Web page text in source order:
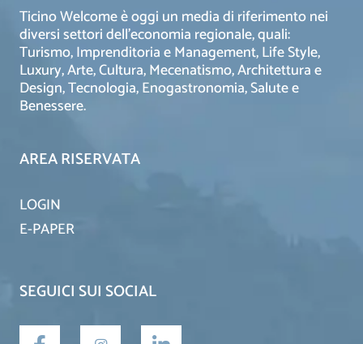
Ticino Welcome è oggi un media di riferimento nei
diversi settori dell’economia regionale, quali:
Turismo, Imprenditoria e Management, Life Style,
Luxury, Arte, Cultura, Mecenatismo, Architettura e
Design, Tecnologia, Enogastronomia, Salute e
Benessere.
AREA RISERVATA
LOGIN
E-PAPER
SEGUICI SUI SOCIAL